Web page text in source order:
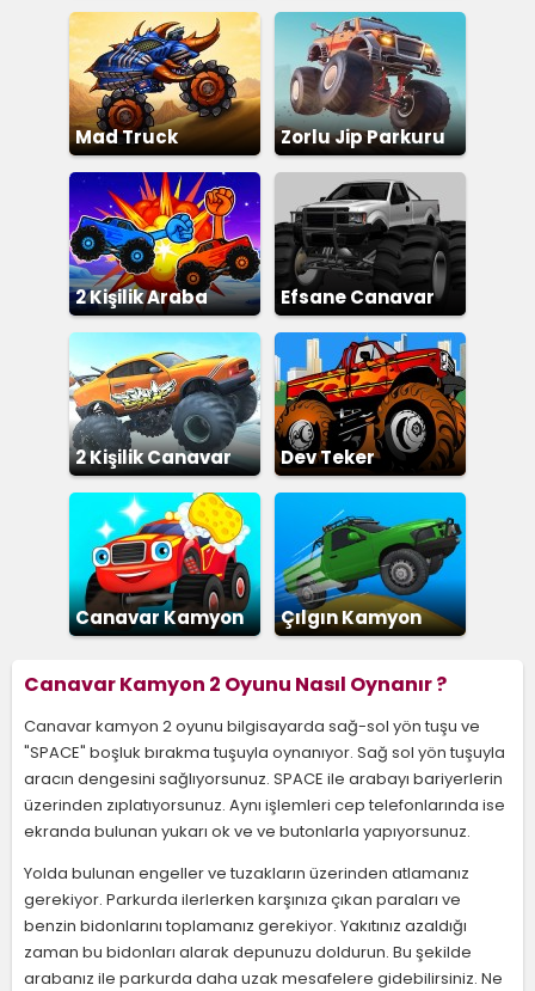
Parkuru
Yarışı 4
Mad Truck
Challenge Special
Zorlu Jip Parkuru
2 Kişilik Araba
Dövüşü
Efsane Canavar
Kamyon
2 Kişilik Canavar
Kamyon
Dev Teker
Canavar Kamyon
Çılgın Kamyon
Canavar Kamyon 2 Oyunu Nasıl Oynanır ?
Canavar kamyon 2 oyunu bilgisayarda sağ-sol yön tuşu ve
"SPACE" boşluk bırakma tuşuyla oynanıyor. Sağ sol yön tuşuyla
aracın dengesini sağlıyorsunuz. SPACE ile arabayı bariyerlerin
üzerinden zıplatıyorsunuz. Aynı işlemleri cep telefonlarında ise
ekranda bulunan yukarı ok ve ve butonlarla yapıyorsunuz.
Yolda bulunan engeller ve tuzakların üzerinden atlamanız
gerekiyor. Parkurda ilerlerken karşınıza çıkan paraları ve
benzin bidonlarını toplamanız gerekiyor. Yakıtınız azaldığı
zaman bu bidonları alarak depunuzu doldurun. Bu şekilde
arabanız ile parkurda daha uzak mesafelere gidebilirsiniz. Ne